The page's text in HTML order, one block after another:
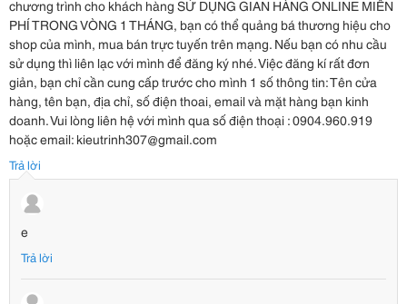
chương trình cho khách hàng SỬ DỤNG GIAN HÀNG ONLINE MIỄN
PHÍ TRONG VÒNG 1 THÁNG, bạn có thể quảng bá thương hiệu cho
shop của mình, mua bán trực tuyến trên mạng. Nếu bạn có nhu cầu
sử dụng thì liên lạc với mình để đăng ký nhé. Việc đăng kí rất đơn
giản, bạn chỉ cần cung cấp trước cho mình 1 số thông tin: Tên cửa
hàng, tên bạn, địa chỉ, số điện thoai, email và mặt hàng bạn kinh
doanh. Vui lòng liên hệ với mình qua số điện thoại : 0904.960.919
hoặc email: kieutrinh307@gmail.com
Trả lời
e
Trả lời